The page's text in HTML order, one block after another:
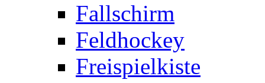
Fallschirm
Feldhockey
Freispielkiste